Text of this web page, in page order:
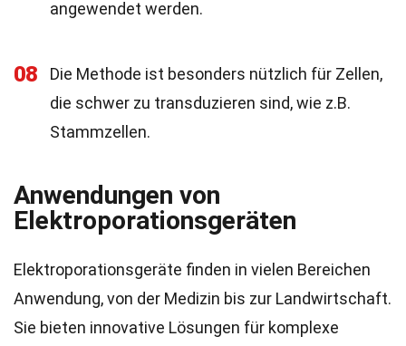
angewendet werden.
08
Die Methode ist besonders nützlich für Zellen,
die schwer zu transduzieren sind, wie z.B.
Stammzellen.
Anwendungen von
Elektroporationsgeräten
Elektroporationsgeräte finden in vielen Bereichen
Anwendung, von der Medizin bis zur Landwirtschaft.
Sie bieten innovative Lösungen für komplexe